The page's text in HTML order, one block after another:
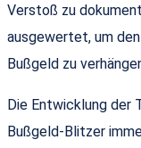
Verstoß zu
ausgewertet, um
Bußgeld zu
Die Entwicklung der
Bußgeld-Blitzer